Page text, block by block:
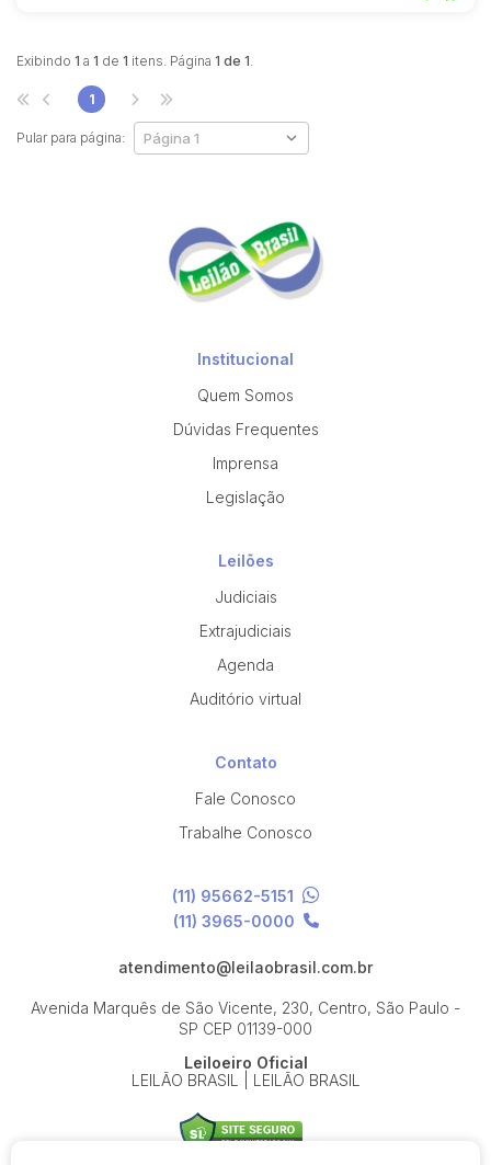
Exibindo 1 a 1 de 1 itens. Página 1 de 1.
Pular para página:
1
Institucional
Quem Somos
Dúvidas Frequentes
Imprensa
Legislação
Leilões
Judiciais
Extrajudiciais
Agenda
Auditório virtual
Contato
Fale Conosco
Trabalhe Conosco
(11) 95662-5151
(11) 3965-0000
atendimento@leilaobrasil.com.br
Avenida Marquês de São Vicente, 230, Centro, São Paulo -
SP CEP 01139-000
Leiloeiro Oficial
LEILÃO BRASIL | LEILÃO BRASIL